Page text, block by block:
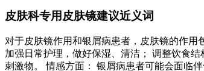
皮肤科专用皮肤镜建议近义词
对于皮肤镜作用和银屑病患者，皮肤镜的作用
加强日常护理，做好保湿、清洁； 调整饮食
刺激物。 情感方面： 银屑病患者可能会面临